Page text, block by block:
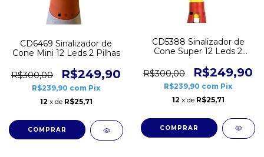
CD6469 Sinalizador de
Cone Mini 12 Leds 2 Pilhas
R$300,00 R$249,90
R$239,90 com Pix
12 x de R$25,71
CD5388 Sinalizador de
Cone Super 12 Leds 2
R$300,00
R$249,90
R$239,90 com Pix
12 x de R$25,71